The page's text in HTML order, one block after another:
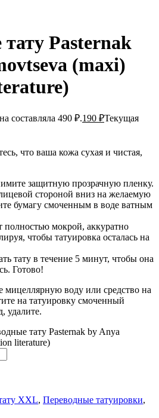
Pasternak
(maxi)
составляла 490 ₽.190 ₽Текущая
что ваша кожа сухая и чистая,
защитную прозрачную пленку.
стороной вниз на желаемую
бумагу смоченным в воде ватным
полностью мокрой, аккуратно
чтобы татуировка осталась на
тату в течение 5 минут, чтобы она
Готово!
мицеллярную воду или средство на
на татуировку смоченный
удалите.
тату Pasternak by Anya
literature)
XXL, Переводные татуировки,